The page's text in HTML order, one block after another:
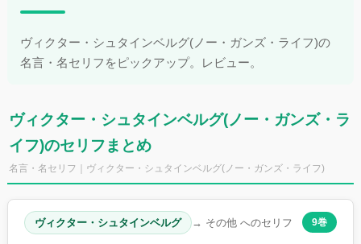
ヴィクター・シュタインベルグ(ノー・ガンズ・ライフ)の
名言・名セリフをピックアップ。レビュー。
ヴィクター・シュタインベルグ(ノー・ガンズ・ラ
イフ)のセリフまとめ
名言・名セリフ｜ヴィクター・シュタインベルグ(ノー・ガンズ・ライフ)
ヴィクター・シュタインベルグ → その他 へのセリフ 9巻